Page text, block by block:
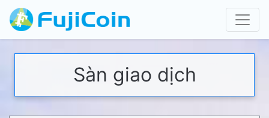
Sàn giao dịch